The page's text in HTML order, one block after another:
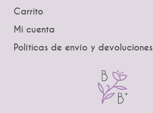
Carrito
Mi cuenta
Políticas de envío y devoluciones